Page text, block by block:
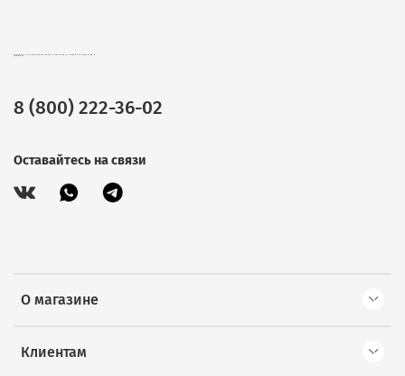
О магазине
Клиентам
8 (800) 222-36-02
Оставайтесь на связи